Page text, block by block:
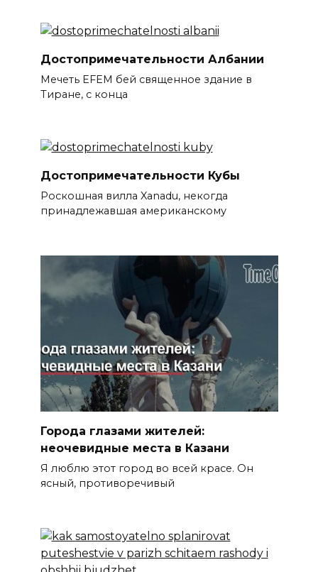
Достопримечательности Албании
Мечеть EFEM бей священное здание в
Тиране, с конца
Достопримечательности Кубы
Роскошная вилла Xanadu, некогда
принадлежавшая американскому
Города глазами жителей:
неочевидные места в Казани
Я люблю этот город во всей красе. Он
ясный, противоречивый